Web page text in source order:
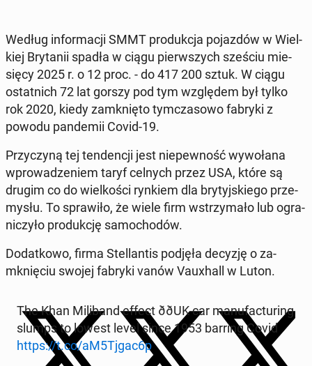
Według in­for­ma­cji SMMT pro­duk­cja po­jaz­dów w Wiel­
kiej Bry­ta­nii spadła w ciągu pierw­szych sześciu mie­
się­cy 2025 r. o 12 proc. - do 417 200 sztuk. W ciągu
ostat­nich 72 lat gorszy pod tym wzglę­dem był tylko
rok 2020, kiedy za­mknię­to tym­cza­so­wo fabryki z
powodu pan­de­mii Covid-19.
Przy­czy­ną tej ten­den­cji jest nie­pew­ność wy­wo­ła­na
wpro­wa­dze­niem taryf celnych przez USA, które są
drugim co do wiel­ko­ści rynkiem dla bry­tyj­skie­go prze­
my­słu. To spra­wi­ło, że wiele firm wstrzy­ma­ło lub ogra­
ni­czy­ło pro­duk­cję sa­mo­cho­dów.
Do­dat­ko­wo, firma Stel­lan­tis podjęła decyzję o za­
mknię­ciu swojej fabryki vanów Vau­xhall w Luton.
The Khan Mi­li­band effect ððUK car ma­nu­fac­tu­ring
slumps to lowest level since 1953 barring Covid
https://t.co/aM5Tjgac6p